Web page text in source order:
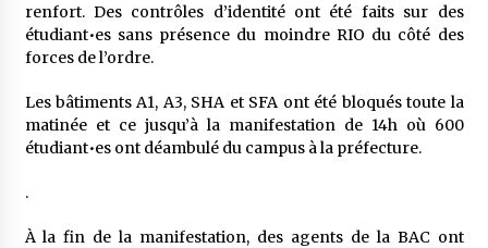
renfort. Des contrôles d’identité ont été faits sur des
étudiant•es sans présence du moindre RIO du côté des
forces de l’ordre.
Les bâtiments A1, A3, SHA et SFA ont été bloqués toute la
matinée et ce jusqu’à la manifestation de 14h où 600
étudiant•es ont déambulé du campus à la préfecture.
.
À la fin de la manifestation, des agents de la BAC ont